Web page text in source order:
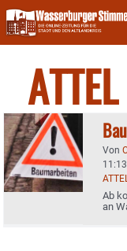
Skip
to
content
Von
11:13
Ab
an